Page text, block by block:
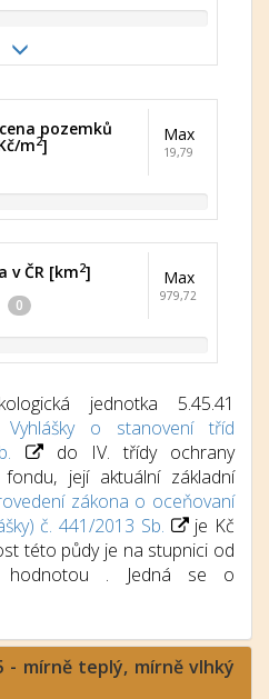
pozemků
m2]
Max
19,79
v ČR [km2]
0
Max
979,72
jednotka 5.45.41
Vyhlášky o stanovení tříd
do IV. třídy ochrany
její aktuální základní
zákona o oceňovaní
č. 441/2013 Sb.
je Kč
této půdy je na stupnici od
. Jedná se o
- mírně teplý, mírně vlhký